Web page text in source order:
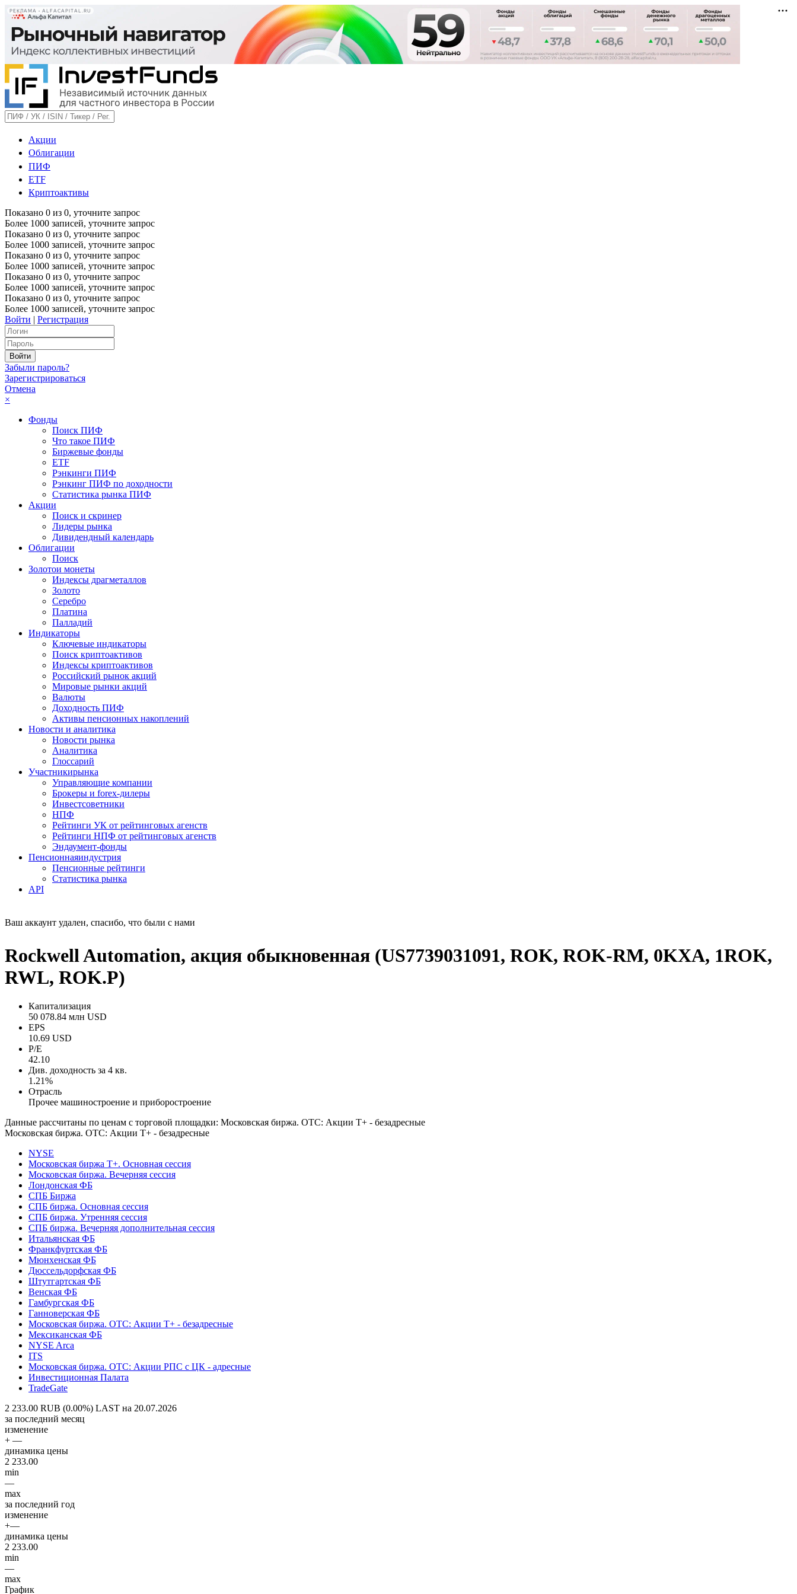
РЕКЛАМА • ALFACAPITAL.RU
Акции
Облигации
ПИФ
ETF
Криптоактивы
Показано 0 из 0, уточните запрос
Более 1000 записей, уточните запрос
Показано 0 из 0, уточните запрос
Более 1000 записей, уточните запрос
Показано 0 из 0, уточните запрос
Более 1000 записей, уточните запрос
Показано 0 из 0, уточните запрос
Более 1000 записей, уточните запрос
Показано 0 из 0, уточните запрос
Более 1000 записей, уточните запрос
Войти | Регистрация
Забыли пароль?
Зарегистрироваться
Отмена
×
Фонды
Поиск ПИФ
Что такое ПИФ
Биржевые фонды
ETF
Рэнкинги ПИФ
Рэнкинг ПИФ по доходности
Статистика рынка ПИФ
Акции
Поиск и скринер
Лидеры рынка
Дивидендный календарь
Облигации
Поиск
Золотои монеты
Индексы драгметаллов
Золото
Серебро
Платина
Палладий
Индикаторы
Ключевые индикаторы
Поиск криптоактивов
Индексы криптоактивов
Российский рынок акций
Мировые рынки акций
Валюты
Доходность ПИФ
Активы пенсионных накоплений
Новости и аналитика
Новости рынка
Аналитика
Глоссарий
Участникирынка
Управляющие компании
Брокеры и forex-дилеры
Инвестсоветники
НПФ
Рейтинги УК от рейтинговых агенств
Рейтинги НПФ от рейтинговых агенств
Эндаумент-фонды
Пенсионнаяиндустрия
Пенсионные рейтинги
Статистика рынка
API
Ваш аккаунт удален, спасибо, что были с нами
Rockwell Automation, акция обыкновенная (US7739031091, ROK, ROK-RM, 0KXA, 1ROK,
RWL, ROK.P)
Капитализация
50 078.84 млн USD
EPS
10.69 USD
P/E
42.10
Див. доходность за 4 кв.
1.21%
Отрасль
Прочее машиностроение и приборостроение
Данные рассчитаны по ценам с торговой площадки: Московская биржа. OTC: Акции T+ - безадресные
Московская биржа. OTC: Акции T+ - безадресные
NYSE
Московская биржа Т+. Основная сессия
Московская биржа. Вечерняя сессия
Лондонская ФБ
СПБ Биржа
СПБ биржа. Основная сессия
СПБ биржа. Утренняя сессия
СПБ биржа. Вечерняя дополнительная сессия
Итальянская ФБ
Франкфуртская ФБ
Мюнхенская ФБ
Дюссельдорфская ФБ
Штутгартская ФБ
Венская ФБ
Гамбургская ФБ
Ганноверская ФБ
Московская биржа. OTC: Акции T+ - безадресные
Мексиканская ФБ
NYSE Arca
ITS
Московская биржа. OTC: Акции РПС с ЦК - адресные
Инвестиционная Палата
TradeGate
2 233.00 RUB (0.00%) LAST на 20.07.2026
за последний месяц
изменение
+ —
динамика цены
2 233.00
min
—
max
за последний год
изменение
+—
динамика цены
2 233.00
min
—
max
График